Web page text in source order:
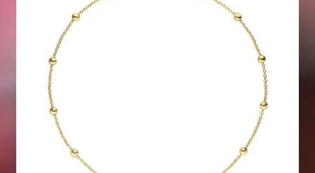
Weihnachtsangebote 2015
Weihnachtsangebote 2016
Weihnachtsangebote 2017
Weihnachtsangebote 2018